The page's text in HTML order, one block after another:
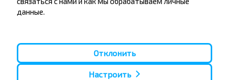
Пт, 7.08
Берлин Berlin Alt-Tegel
данные.
Отклонить
Настроить